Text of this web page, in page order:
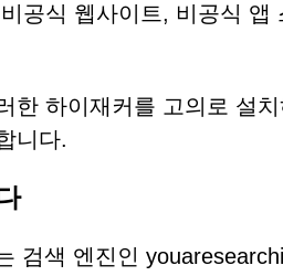
공식 웹사이트, 비공식 앱
한 하이재커를 고의로 설
니다.
검색 엔진인